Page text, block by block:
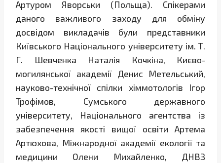
Артуром Яворськи (Польща). Спікерами
даного важливого заходу для обміну
досвідом викладачів були представники
Київського Національного університету ім. Т.
Г. Шевченка Наталія Кочкіна, Києво-
могилянської академії Денис Метельський,
науково-технічної спілки хіммотологів Ігор
Трофімов, Сумського державного
університету, Національного агентства із
забезпечення якості вищої освіти Артема
Артюхова, Міжнародної академії екології та
медицини Олени Михайленко, ДНВЗ